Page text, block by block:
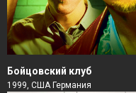
Бойцовский клуб
1999, США Германия